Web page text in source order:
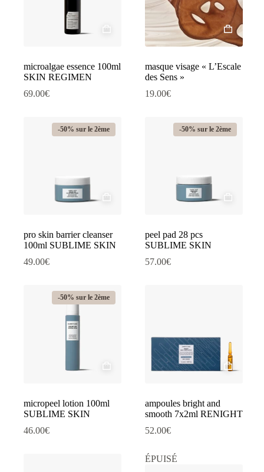
microalgae essence 100ml
SKIN REGIMEN
69.00€
masque visage « L’Escale
des Sens »
19.00€
-50% sur le 2ème
pro skin barrier cleanser
100ml SUBLIME SKIN
49.00€
-50% sur le 2ème
peel pad 28 pcs
SUBLIME SKIN
57.00€
-50% sur le 2ème
micropeel lotion 100ml
SUBLIME SKIN
46.00€
ampoules bright and
smooth 7x2ml RENIGHT
52.00€
ÉPUISÉ